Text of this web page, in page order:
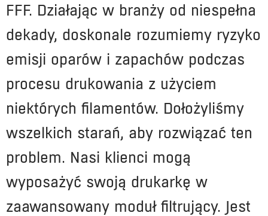
FFF. Działając w branży od niespełna
dekady, doskonale rozumiemy ryzyko
emisji oparów i zapachów podczas
procesu drukowania z użyciem
niektórych filamentów. Dołożyliśmy
wszelkich starań, aby rozwiązać ten
problem. Nasi klienci mogą
wyposażyć swoją drukarkę w
zaawansowany moduł filtrujący. Jest